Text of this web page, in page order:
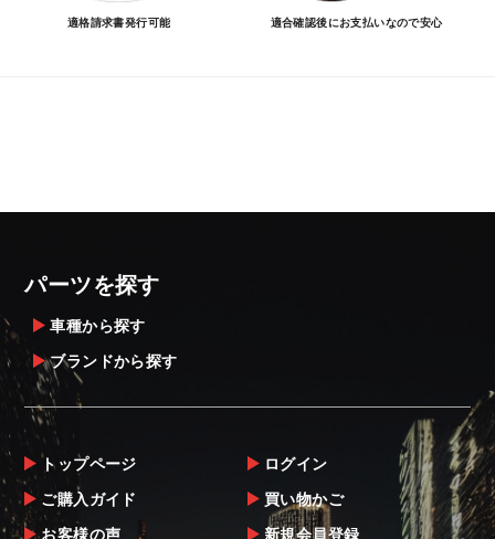
適格請求書発行可能 適合確認後にお支払いなので安心
パーツを探す
車種から探す
ブランドから探す
トップページ
ご購入ガイド
お客様の声
ログイン
買い物かご
新規会員登録